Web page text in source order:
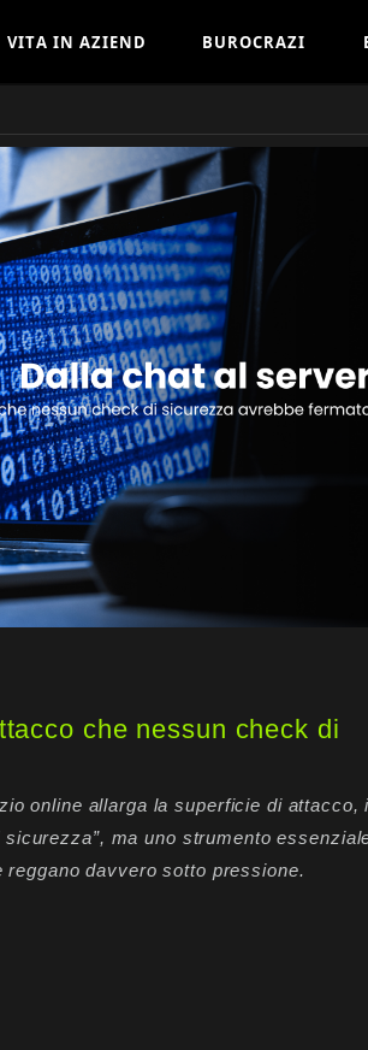
VITA IN AZIEND
A
BUROCRAZI
A
che nessun check di
online allarga la superficie di attacco, i
ma uno strumento
davvero sotto pressione.